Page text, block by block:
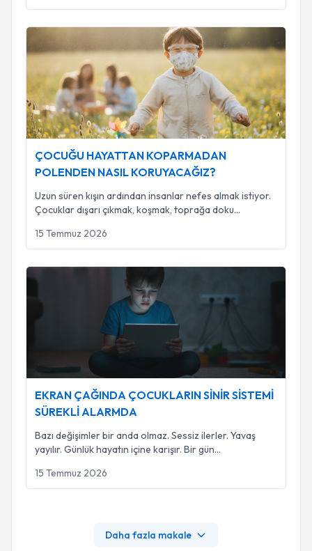
ÇOCUĞU HAYATTAN KOPARMADAN POLENDEN
ÇOCUĞU HAYATTAN KOPARMADAN
POLENDEN NASIL KORUYACAĞIZ?
Uzun süren kışın ardından insanlar nefes almak istiyor.
Çocuklar dışarı çıkmak, koşmak, toprağa doku...
15 Temmuz 2026
EKRAN ÇAĞINDA ÇOCUKLARIN SİNİR SİSTEMİ
EKRAN ÇAĞINDA ÇOCUKLARIN SİNİR SİSTEMİ
SÜREKLİ ALARMDA
Bazı değişimler bir anda olmaz. Sessiz ilerler. Yavaş
yayılır. Günlük hayatın içine karışır. Bir gün...
15 Temmuz 2026
Daha fazla makale